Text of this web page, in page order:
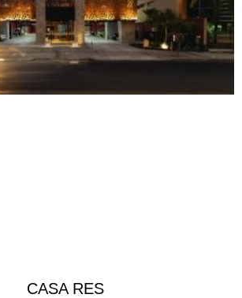
CASA RES